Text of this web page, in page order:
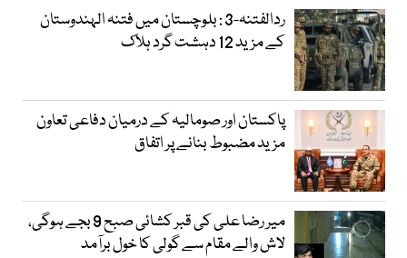
ردالفتنہ-3 : بلوچستان میں فتنہ الہندوستان
کے مزید 12 دہشت گرد ہلاک
پاکستان اور صومالیہ کے درمیان دفاعی تعاون
مزید مضبوط بنانے پر اتفاق
میر رضا علی کی قبر کشائی صبح 9 بجے ہوگی،
لاش والے مقام سے گولی کا خول برآمد